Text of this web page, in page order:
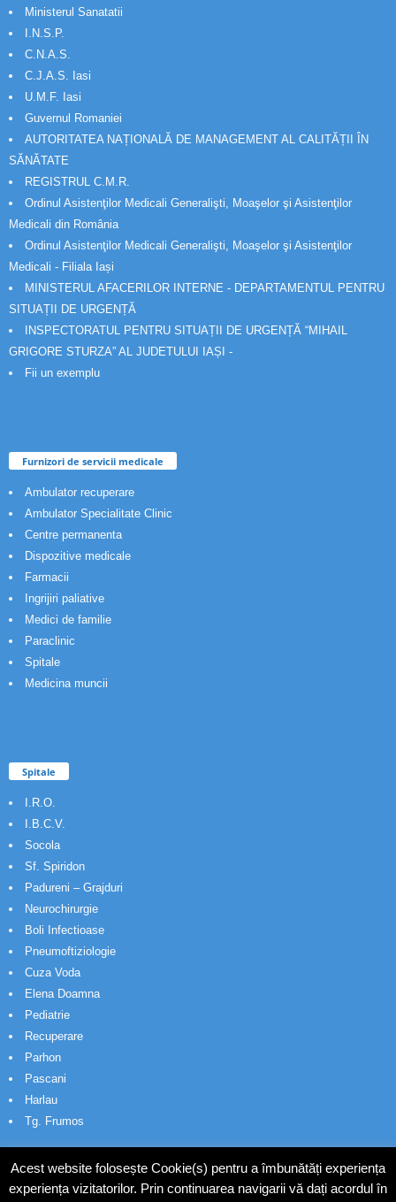
Ministerul Sanatatii
I.N.S.P.
C.N.A.S.
C.J.A.S. Iasi
U.M.F. Iasi
Guvernul Romaniei
AUTORITATEA NAȚIONALĂ DE MANAGEMENT AL CALITĂȚII ÎN
SĂNĂTATE
REGISTRUL C.M.R.
Ordinul Asistenţilor Medicali Generalişti, Moaşelor şi Asistenţilor
Medicali din România
Ordinul Asistenţilor Medicali Generalişti, Moaşelor şi Asistenţilor
Medicali - Filiala Iași
MINISTERUL AFACERILOR INTERNE - DEPARTAMENTUL PENTRU
SITUAȚII DE URGENȚĂ
INSPECTORATUL PENTRU SITUAȚII DE URGENȚĂ “MIHAIL
GRIGORE STURZA” AL JUDETULUI IAȘI -
Fii un exemplu
Furnizori de servicii medicale
Ambulator recuperare
Ambulator Specialitate Clinic
Centre permanenta
Dispozitive medicale
Farmacii
Ingrijiri paliative
Medici de familie
Paraclinic
Spitale
Medicina muncii
Spitale
I.R.O.
I.B.C.V.
Socola
Sf. Spiridon
Padureni – Grajduri
Neurochirurgie
Boli Infectioase
Pneumoftiziologie
Cuza Voda
Elena Doamna
Pediatrie
Recuperare
Parhon
Pascani
Harlau
Tg. Frumos
Acest website folosește Cookie(s) pentru a îmbunătăți experiența
experiența vizitatorilor. Prin continuarea navigarii vă dați acordul în